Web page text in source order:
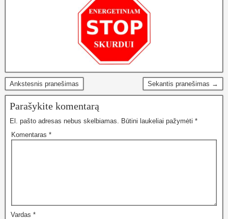
Ankstesnis pranešimas Sekantis pranešimas →
Parašykite komentarą
El. pašto adresas nebus skelbiamas. Būtini laukeliai pažymėti *
Komentaras *
Vardas *